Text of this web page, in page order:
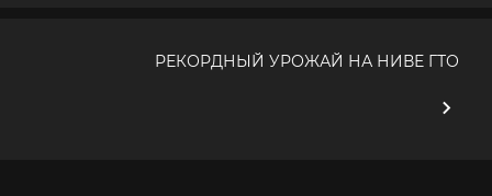
РЕКОРДНЫЙ УРОЖАЙ НА НИВЕ ГТО